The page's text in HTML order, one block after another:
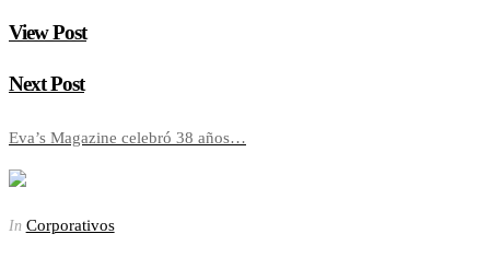
View Post
Next Post
Eva’s Magazine celebró 38 años…
In Corporativos